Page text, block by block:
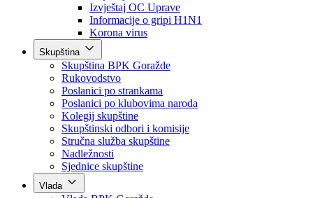
Obavještenja Vlade
Izvještajno prognozna služba Ministarstva privrede
Izvještaj o radu
Izvještaj OC Uprave
Informacije o gripi H1N1
Korona virus
Skupština
Skupština BPK Goražde
Rukovodstvo
Poslanici po strankama
Poslanici po klubovima naroda
Kolegij skupštine
Skupštinski odbori i komisije
Stručna služba skupštine
Nadležnosti